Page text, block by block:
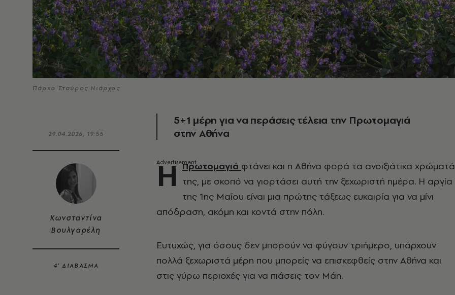
Πάρκο Σταύρος Νιάρχος
29.04.2026, 19:55
Κωνσταντίνα
Βουλγαρέλη
4’ ΔΙΑΒΑΣΜΑ
5+1 μέρη για να περάσεις τέλεια την Πρωτομαγιά
στην Αθήνα
Η Πρωτομαγιά φτάνει και η Αθήνα φορά τα ανοιξιάτικα χρώματά
της, με σκοπό να γιορτάσει αυτή την ξεχωριστή ημέρα. Η αργία
της 1ης Μαΐου είναι μια πρώτης τάξεως ευκαιρία για να μίνι
απόδραση, ακόμη και κοντά στην πόλη.
Ευτυχώς, για όσους δεν μπορούν να φύγουν τριήμερο, υπάρχουν
πολλά ξεχωριστά μέρη που μπορείς να επισκεφθείς στην Αθήνα και
στις γύρω περιοχές για να πιάσεις τον Μάη.